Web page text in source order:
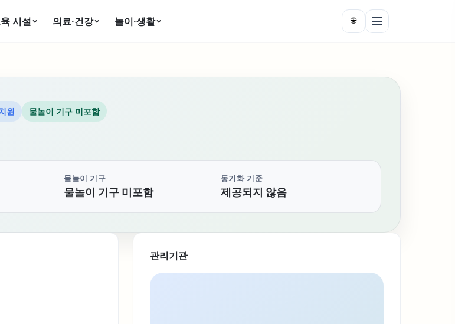
시설 의료·건강 놀이·생활 🌐
원 물놀이 기구 미포함
물놀이 기구
물놀이 기구 미포함
동기화 기준
제공되지 않음
관리기관